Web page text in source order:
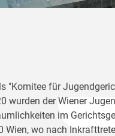
"Komitee für
wurden der Wiener
im
Wien, wo nach